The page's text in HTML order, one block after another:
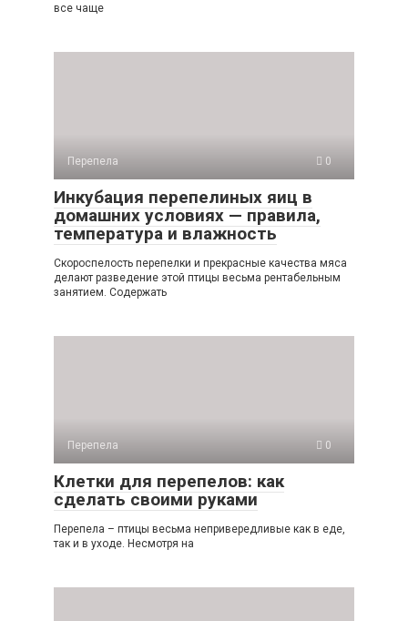
все чаще
Перепела 0
Инкубация перепелиных яиц в
домашних условиях — правила,
температура и влажность
Скороспелость перепелки и прекрасные качества мяса
делают разведение этой птицы весьма рентабельным
занятием. Содержать
Перепела 0
Клетки для перепелов: как
сделать своими руками
Перепела – птицы весьма непривередливые как в еде,
так и в уходе. Несмотря на